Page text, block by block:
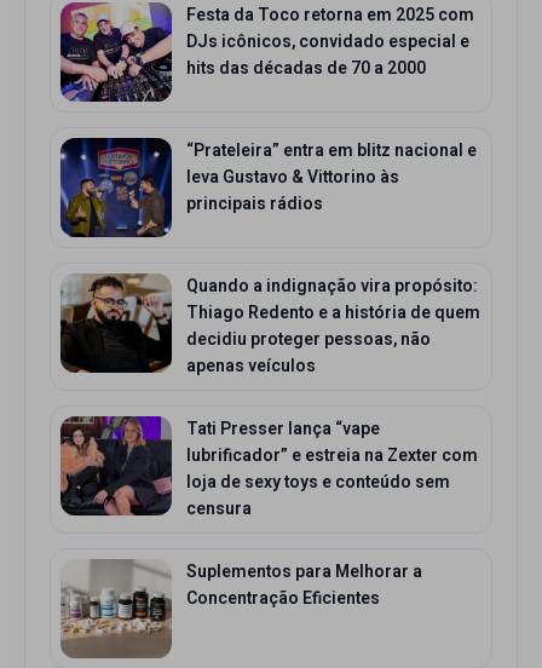
Festa da Toco retorna em 2025 com
DJs icônicos, convidado especial e
hits das décadas de 70 a 2000
“Prateleira” entra em blitz nacional e
leva Gustavo & Vittorino às
principais rádios
Quando a indignação vira propósito:
Thiago Redento e a história de quem
decidiu proteger pessoas, não
apenas veículos
Tati Presser lança “vape
lubrificador” e estreia na Zexter com
loja de sexy toys e conteúdo sem
censura
Suplementos para Melhorar a
Concentração Eficientes